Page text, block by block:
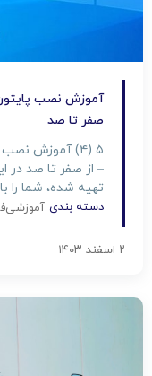
آموزش نصب پایتون
صفر تا صد
۵ (۴) آموزش
– از صفر تا صد در
تهیه شده، شما را
گام به گام و
دسته بندی آموزشی
۲ اسفند ۱۴۰۳